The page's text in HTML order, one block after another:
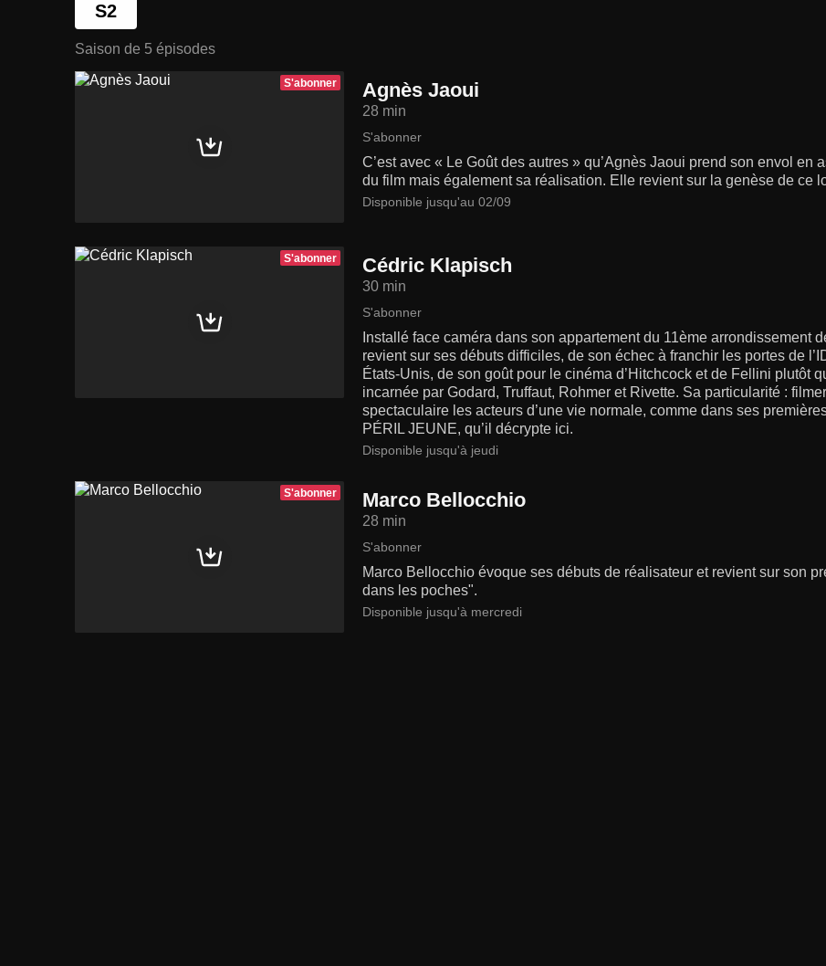
S2
Saison de 5 épisodes
S'abonner Agnès Jaoui
28 min
S'abonner
C’est avec « Le Goût des autres » qu’Agnès Jaoui prend son envol en
du film mais également sa réalisation. Elle revient sur la genèse de ce
Disponible jusqu'au 02/09
S'abonner Cédric Klapisch
30 min
S'abonner
Installé face caméra dans son appartement du 11ème arrondissement
revient sur ses débuts difficiles, de son échec à franchir les portes de
États-Unis, de son goût pour le cinéma d’Hitchcock et de Fellini plutôt
incarnée par Godard, Truffaut, Rohmer et Rivette. Sa particularité :
spectaculaire les acteurs d’une vie normale, comme dans ses
PÉRIL JEUNE, qu’il décrypte ici.
Disponible jusqu'à jeudi
S'abonner Marco Bellocchio
28 min
S'abonner
Marco Bellocchio évoque ses débuts de réalisateur et revient sur son
dans les poches".
Disponible jusqu'à mercredi